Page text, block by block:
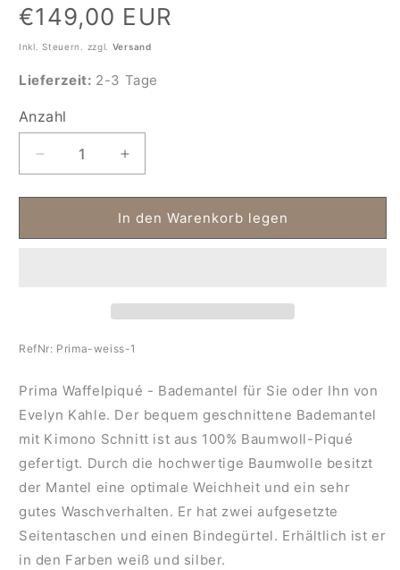
Normaler
Preis
€149,00 EUR
Inkl. Steuern. zzgl. Versand
Lieferzeit: 2-3 Tage
Anzahl
Anzahl
Verringere
die
Menge
Bademantel
Erhöhe
die
Menge
für
Bademantel
In den Warenkorb legen
RefNr: Prima-weiss-1
Prima Waffelpiqué - Bademantel für Sie oder Ihn von
Evelyn Kahle. Der bequem geschnittene Bademantel
mit Kimono Schnitt ist aus 100% Baumwoll-Piqué
gefertigt. Durch die hochwertige Baumwolle besitzt
der Mantel eine optimale Weichheit und ein sehr
gutes Waschverhalten. Er hat zwei aufgesetzte
Seitentaschen und einen Bindegürtel. Erhältlich ist er
in den Farben weiß und silber.